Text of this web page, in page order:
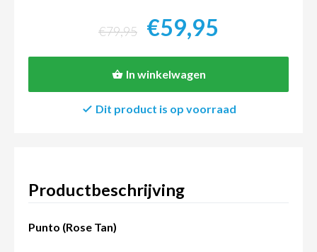
Productbeschrijving
Punto (Rose Tan)
€79,95 €59,95
In winkelwagen
Dit product is op voorraad